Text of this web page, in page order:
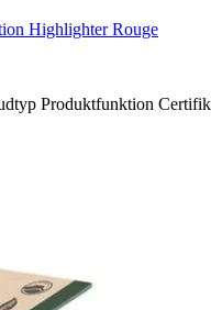
Highlighter Rouge
Produktfunktion